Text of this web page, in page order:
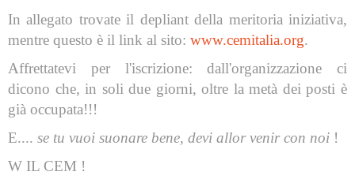
In allegato trovate il depliant della meritoria iniziativa,
mentre questo è il link al sito: www.cemitalia.org.
Affrettatevi per l'iscrizione: dall'organizzazione ci
dicono che, in soli due giorni, oltre la metà dei posti è
già occupata!!!
E.... se tu vuoi suonare bene, devi allor venir con noi !
W IL CEM !